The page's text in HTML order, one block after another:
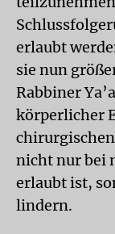
erlaubt
sie nun
Rabbiner
körperlicher
nicht nur bei
erlaubt ist,
lindern.